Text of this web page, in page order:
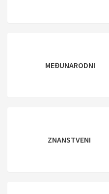
MEĐUNARODNI
ZNANSTVENI